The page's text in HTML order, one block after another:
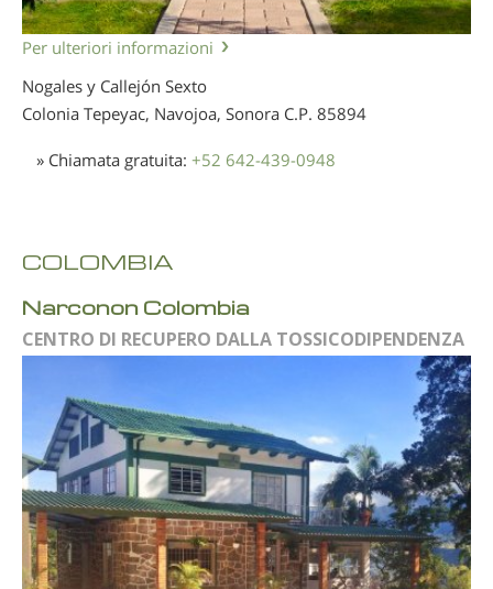
Per ulteriori informazioni
Nogales y Callejón Sexto
Colonia Tepeyac, Navojoa, Sonora C.P. 85894
» Chiamata gratuita: +52 642-439-0948
COLOMBIA
Narconon Colombia
CENTRO DI RECUPERO DALLA TOSSICODIPENDENZA